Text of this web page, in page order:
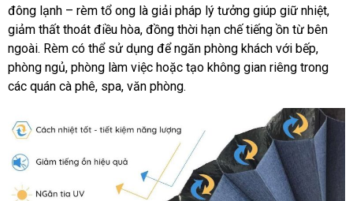
đông lạnh – rèm tổ ong là giải pháp lý tưởng giúp giữ nhiệt,
giảm thất thoát điều hòa, đồng thời hạn chế tiếng ồn từ bên
ngoài. Rèm có thể sử dụng để ngăn phòng khách với bếp,
phòng ngủ, phòng làm việc hoặc tạo không gian riêng trong
các quán cà phê, spa, văn phòng.